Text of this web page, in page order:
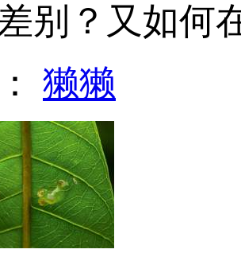
别？又如何
獭獭